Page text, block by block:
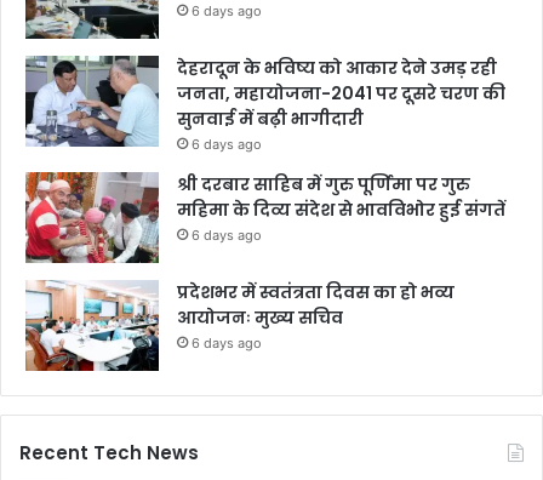
6 days ago
देहरादून के भविष्य को आकार देने उमड़ रही
जनता, महायोजना-2041 पर दूसरे चरण की
सुनवाई में बढ़ी भागीदारी
6 days ago
श्री दरबार साहिब में गुरु पूर्णिमा पर गुरु
महिमा के दिव्य संदेश से भावविभोर हुई संगतें
6 days ago
प्रदेशभर में स्वतंत्रता दिवस का हो भव्य
आयोजनः मुख्य सचिव
6 days ago
Recent Tech News